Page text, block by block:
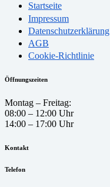
Startseite
Impressum
Datenschutzerklärung
AGB
Cookie-Richtlinie
Öffnungszeiten
Montag – Freitag:
08:00 – 12:00 Uhr
14:00 – 17:00 Uhr
Kontakt
Telefon